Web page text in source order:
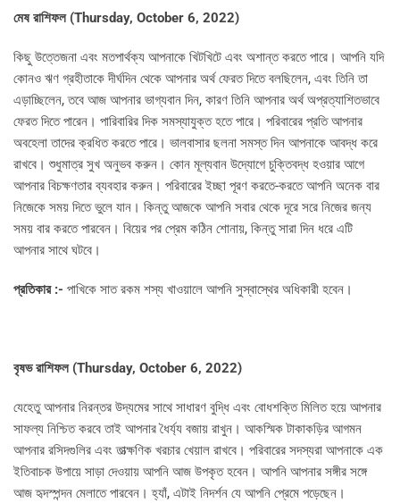
মেষ রাশিফল (Thursday, October 6, 2022)
কিছু উত্তেজনা এবং মতপার্থক্য আপনাকে খিটখিটে এবং অশান্ত করতে পারে। আপনি যদি
কোনও ঋণ গ্রহীতাকে দীর্ঘদিন থেকে আপনার অর্থ ফেরত দিতে বলছিলেন, এবং তিনি তা
এড়াচ্ছিলেন, তবে আজ আপনার ভাগ্যবান দিন, কারণ তিনি আপনার অর্থ অপ্রত্যাশিতভাবে
ফেরত দিতে পারেন। পারিবারির দিক সমস্যাযুক্ত হতে পারে। পরিবারের প্রতি আপনার
অবহেলা তাদের ক্রধিত করতে পারে। ভালবাসার ছলনা সমস্ত দিন আপনাকে আবদ্ধ করে
রাখবে। শুধুমাত্র সুখ অনুভব করুন। কোন মূল্যবান উদ্যোগে চুক্তিবদ্ধ হওয়ার আগে
আপনার বিচক্ষণতার ব্যবহার করুন। পরিবারের ইচ্ছা পূরণ করতে-করতে আপনি অনেক বার
নিজেকে সময় দিতে ভুলে যান। কিন্তু আজকে আপনি সবার থেকে দূরে সরে নিজের জন্য
সময় বার করতে পারবেন। বিয়ের পর প্রেম কঠিন শোনায়, কিন্তু সারা দিন ধরে এটি
আপনার সাথে ঘটবে।
প্রতিকার :- পাখিকে সাত রকম শস্য খাওয়ালে আপনি সুস্বাস্থের অধিকারী হবেন।
বৃষভ রাশিফল (Thursday, October 6, 2022)
যেহেতু আপনার নিরন্তর উদ্যমের সাথে সাধারণ বুদ্ধি এবং বোধশক্তি মিলিত হয়ে আপনার
সাফল্য নিশ্চিত করবে তাই আপনার ধৈর্য্য বজায় রাখুন। আকস্মিক টাকাকড়ির আগমন
আপনার রসিদগুলির এবং তাত্ক্ষণিক খরচার খেয়াল রাখবে। পরিবারের সদস্যরা আপনাকে এক
ইতিবাচক উপায়ে সাড়া দেওয়ায় আপনি আজ উপকৃত হবেন। আপনি আপনার সঙ্গীর সঙ্গে
আজ হৃদস্পন্দন মেলাতে পারবেন। হ্যাঁ, এটাই নিদর্শন যে আপনি প্রেমে পড়েছেন।